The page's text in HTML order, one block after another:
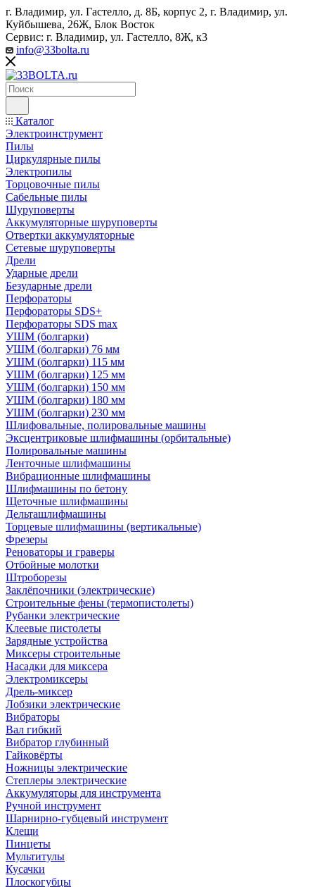
г. Владимир, ул. Гастелло, д. 8Б, корпус 2, г. Владимир, ул. ​
Куйбышева, 26Ж, Блок Восток
Сервис: г. Владимир, ул. Гастелло, 8Ж, к3
info@33bolta.ru
Каталог
Электроинструмент
Пилы
Циркулярные пилы
Электропилы
Торцовочные пилы
Сабельные пилы
Шуруповерты
Аккумуляторные шуруповерты
Отвертки аккумуляторные
Сетевые шуруповерты
Дрели
Ударные дрели
Безударные дрели
Перфораторы
Перфораторы SDS+
Перфораторы SDS max
УШМ (болгарки)
УШМ (болгарки) 76 мм
УШМ (болгарки) 115 мм
УШМ (болгарки) 125 мм
УШМ (болгарки) 150 мм
УШМ (болгарки) 180 мм
УШМ (болгарки) 230 мм
Шлифовальные, полировальные машины
Эксцентриковые шлифмашины (орбитальные)
Полировальные машины
Ленточные шлифмашины
Вибрационные шлифмашины
Шлифмашины по бетону
Щеточные шлифмашины
Дельташлифмашины
Торцевые шлифмашины (вертикальные)
Фрезеры
Реноваторы и граверы
Отбойные молотки
Штроборезы
Заклёпочники (электрические)
Строительные фены (термопистолеты)
Рубанки электрические
Клеевые пистолеты
Зарядные устройства
Миксеры строительные
Насадки для миксера
Электромиксеры
Дрель-миксер
Лобзики электрические
Вибраторы
Вал гибкий
Вибратор глубинный
Гайковёрты
Ножницы электрические
Степлеры электрические
Аккумуляторы для инструмента
Ручной инструмент
Шарнирно-губцевый инструмент
Клещи
Пинцеты
Мультитулы
Кусачки
Плоскогубцы